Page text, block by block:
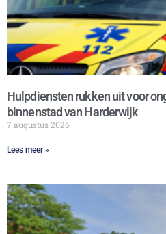
Hulpdiensten rukken uit voor
binnenstad van Harderwijk
7 augustus 2026
Lees meer »